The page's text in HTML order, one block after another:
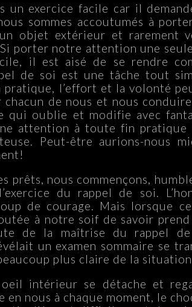
un exercice facile car il
sommes accoutumés à
objet extérieur et rarement
porter notre attention une
il est aisé de se rendre
de soi est une tâche tout
l’effort et la volonté
chacun de nous et nous
qui oublie et modifie avec
attention à toute fin pratique
Peut-être aurions-nous
prêts, nous commençons,
du rappel de soi.
de courage. Mais lorsque
à notre soif de savoir prend
de la maîtrise du rappel
un examen sommaire se
plus claire de la
intérieur se détache et
en nous à chaque moment, le